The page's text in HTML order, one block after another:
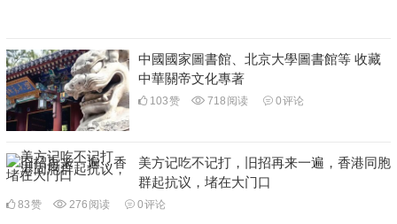
中國國家圖書館、北京大學圖書館等 收藏
中華關帝文化專著
103赞 718 阅读 0评论
美方记吃不记打，旧招再来一遍，香港同胞
群起抗议，堵在大门口
83赞 276 阅读 0评论